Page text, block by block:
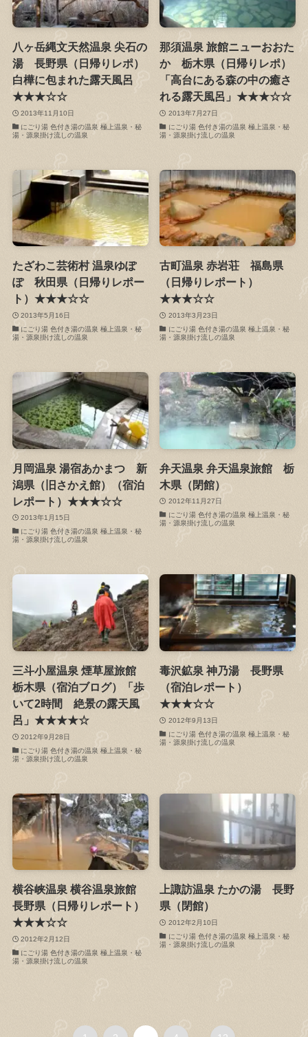
八ヶ岳縄文天然温泉 尖石の
湯 長野県（日帰りレポ）
白樺に包まれた露天風呂
★★★☆☆
2013年11月10日
にごり湯 色付き湯の温泉 極上温泉・秘
湯・源泉掛け流しの温泉
那須温泉 旅館ニューおおた
か 栃木県（日帰りレポ）
「高台にある森の中の癒さ
れる露天風呂」★★★☆☆
2013年7月27日
にごり湯 色付き湯の温泉 極上温泉・秘
湯・源泉掛け流しの温泉
たざわこ芸術村 温泉ゆぽ
ぽ 秋田県（日帰りレポー
ト）★★★☆☆
2013年5月16日
にごり湯 色付き湯の温泉 極上温泉・秘
湯・源泉掛け流しの温泉
古町温泉 赤岩荘 福島県
（日帰りレポート）
★★★☆☆
2013年3月23日
にごり湯 色付き湯の温泉 極上温泉・秘
湯・源泉掛け流しの温泉
月岡温泉 湯宿あかまつ 新
潟県（旧さかえ館）（宿泊
レポート）★★★☆☆
2013年1月15日
にごり湯 色付き湯の温泉 極上温泉・秘
湯・源泉掛け流しの温泉
弁天温泉 弁天温泉旅館 栃
木県（閉館）
2012年11月27日
にごり湯 色付き湯の温泉 極上温泉・秘
湯・源泉掛け流しの温泉
三斗小屋温泉 煙草屋旅館
栃木県（宿泊ブログ）「歩
いて2時間 絶景の露天風
呂」★★★★☆
2012年9月28日
にごり湯 色付き湯の温泉 極上温泉・秘
湯・源泉掛け流しの温泉
毒沢鉱泉 神乃湯 長野県
（宿泊レポート）
★★★☆☆
2012年9月13日
にごり湯 色付き湯の温泉 極上温泉・秘
湯・源泉掛け流しの温泉
横谷峡温泉 横谷温泉旅館
長野県（日帰りレポート）
★★★☆☆
2012年2月12日
にごり湯 色付き湯の温泉 極上温泉・秘
湯・源泉掛け流しの温泉
上諏訪温泉 たかの湯 長野
県（閉館）
2012年2月10日
にごり湯 色付き湯の温泉 極上温泉・秘
湯・源泉掛け流しの温泉